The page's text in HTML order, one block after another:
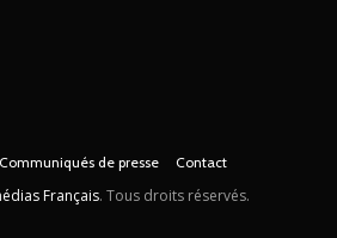
Communiqués de presse